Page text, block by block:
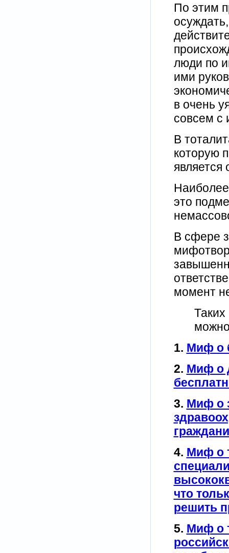
По этим
люди по
ими
в очень
совсем с
В
которую
это
В сфере
момент
1. Миф о
2. Миф о
3. Миф о
4. Миф о
что
решить
5. Миф о